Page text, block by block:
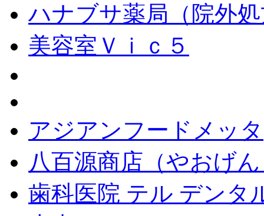
ハナブサ薬局（院外
美容室Ｖｉｃ５
アジアンフードメッタ
八百源商店（やおげ
歯科医院 テル デンタ